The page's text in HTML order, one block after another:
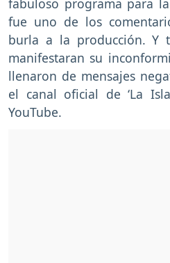
fue uno de los
burla a la producción. Y
manifestaran su
llenaron de mensajes
el canal oficial de ‘La
YouTube.